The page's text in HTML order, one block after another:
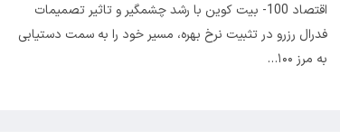
اقتصاد 100- بیت کوین با رشد چشمگیر و تاثیر تصمیمات
فدرال رزرو در تثبیت نرخ بهره، مسیر خود را به سمت دستیابی
به مرز ۱۰۰…